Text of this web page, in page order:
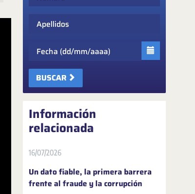
BUSCAR
Información
relacionada
16/07/2026
Un dato fiable, la primera barrera
frente al fraude y la corrupción